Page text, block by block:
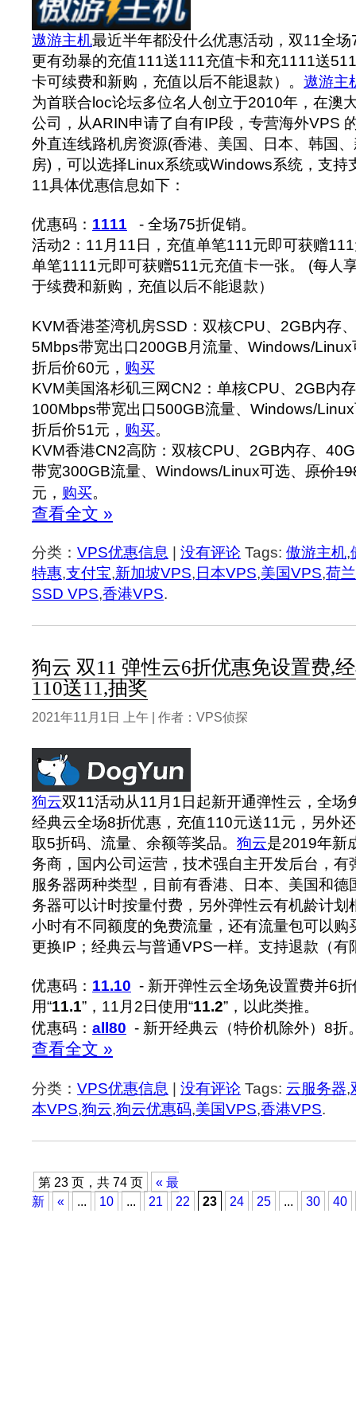
遨游主机最近半年都没什么优惠活动，双11全
更有劲暴的充值111送111充值卡和充1111送
卡可续费和新购，充值以后不能退款）。 遨游主
为首联合loc论坛多位名人创立于2010年，在澳
公司，从ARIN申请了自有IP段，专营海外VPS
外直连线路机房资源(香港、美国、日本、韩国
房)，可以选择Linux系统或Windows系统，支持
11具体优惠信息如下：
优惠码： 1111 - 全场75折促销。
活动2：11月11日，充值单笔111元即可获赠
单笔1111元即可获赠511元充值卡一张。 (每人
于续费和新购，充值以后不能退款）
KVM香港荃湾机房SSD：双核CPU、2GB内存
5Mbps带宽出口200GB月流量、Windows/Linux
折后价60元， 购买
KVM美国洛杉矶三网CN2：单核CPU、2GB内
100Mbps带宽出口500GB流量、Windows/
折后价51元， 购买。
KVM香港CN2高防：双核CPU、2GB内存、
带宽300GB流量、Windows/Linux可选、 原价
元， 购买。
查看全文 »
分类： VPS优惠信息 没有评论 Tags: 傲游主机,
特惠,支付宝,新加坡VPS, 日本VPS,美国VPS,荷
SSD VPS,香港VPS.
狗云 双11 弹性云6折优惠免设置费,
110送11,抽奖
2021年11月1日 上午 | 作者：VPS侦探
狗云双11活动从11月1日起新开通弹性云，全场
经典云全场8折优惠，充值110元送11元，另外
取5折码、流量、余额等奖品。 狗云是2019年新
务商，国内公司运营，技术强自主开发后台，有
服务器两种类型，目前有香港、日本、美国和德
务器可以计时按量付费，另外弹性云有机龄计划
小时有不同额度的免费流量，还有流量包可以购
更换IP；经典云与普通VPS一样。支持退款（有
优惠码： 11.10 - 新开弹性云全场免设置费并6
用“11.1”，11月2日使用“11.2”，以此类推。
优惠码： all80 - 新开经典云（特价机除外）8折
查看全文 »
分类： VPS优惠信息 | 没有评论 Tags: 云服务器,
本VPS,狗云,狗云优惠码,美国VPS,香港VPS.
第 23 页，共 74 页
« 最
新
« ... 10 ... 21 22 23 24 25 ... 30 40